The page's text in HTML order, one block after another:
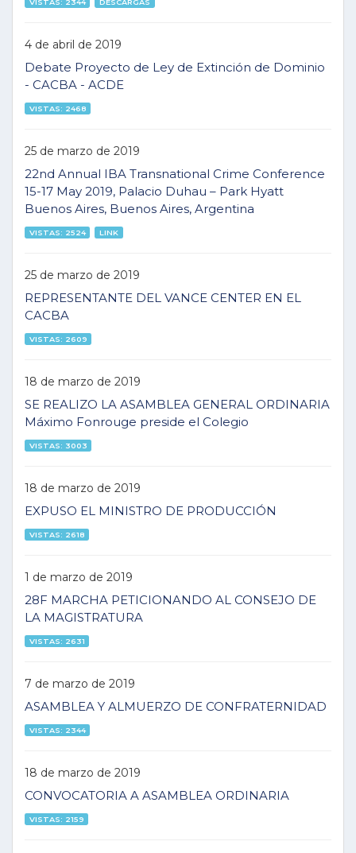
4 de abril de 2019
Debate Proyecto de Ley de Extinción de Dominio
- CACBA - ACDE
VISTAS: 2468
25 de marzo de 2019
22nd Annual IBA Transnational Crime Conference
15-17 May 2019, Palacio Duhau – Park Hyatt
Buenos Aires, Buenos Aires, Argentina
VISTAS: 2524 LINK
25 de marzo de 2019
REPRESENTANTE DEL VANCE CENTER EN EL
CACBA
VISTAS: 2609
18 de marzo de 2019
SE REALIZO LA ASAMBLEA GENERAL ORDINARIA
Máximo Fonrouge preside el Colegio
VISTAS: 3003
18 de marzo de 2019
EXPUSO EL MINISTRO DE PRODUCCIÓN
VISTAS: 2618
1 de marzo de 2019
28F MARCHA PETICIONANDO AL CONSEJO DE
LA MAGISTRATURA
VISTAS: 2631
7 de marzo de 2019
ASAMBLEA Y ALMUERZO DE CONFRATERNIDAD
VISTAS: 2344
18 de marzo de 2019
CONVOCATORIA A ASAMBLEA ORDINARIA
VISTAS: 2159